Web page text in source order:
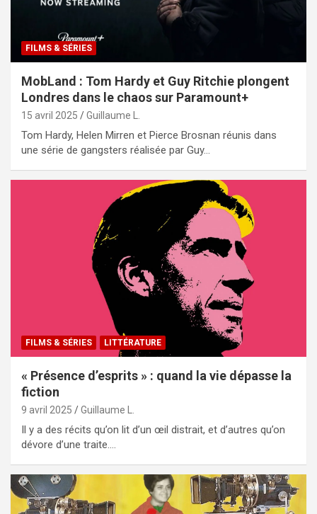
FILMS & SÉRIES
MobLand : Tom Hardy et Guy Ritchie plongent
Londres dans le chaos sur Paramount+
15 avril 2025 Guillaume L.
Tom Hardy, Helen Mirren et Pierce Brosnan réunis dans
une série de gangsters réalisée par Guy…
FILMS & SÉRIES LITTÉRATURE
« Présence d’esprits » : quand la vie dépasse la
fiction
9 avril 2025 Guillaume L.
Il y a des récits qu’on lit d’un œil distrait, et d’autres qu’on
dévore d’une traite.…